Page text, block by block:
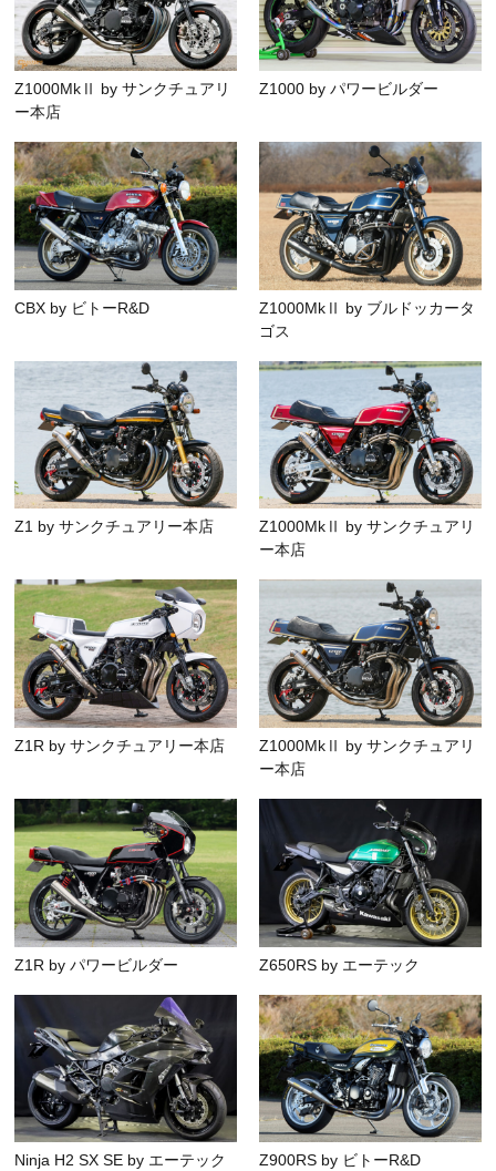
Z1000MkⅡ by サンクチュアリ
ー本店
Z1000 by パワービルダー
CBX by ビトーR&D
Z1000MkⅡ by ブルドッカータ
ゴス
Z1 by サンクチュアリー本店
Z1000MkⅡ by サンクチュアリ
ー本店
Z1R by サンクチュアリー本店
Z1000MkⅡ by サンクチュアリ
ー本店
Z1R by パワービルダー Z650RS by エーテック
Ninja H2 SX SE by エーテック Z900RS by ビトーR&D